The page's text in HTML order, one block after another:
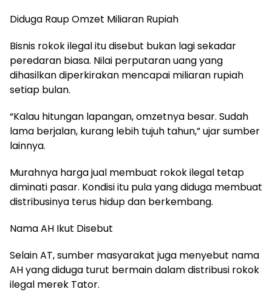
Diduga Raup Omzet Miliaran Rupiah
Bisnis rokok ilegal itu disebut bukan lagi sekadar
peredaran biasa. Nilai perputaran uang yang
dihasilkan diperkirakan mencapai miliaran rupiah
setiap bulan.
“Kalau hitungan lapangan, omzetnya besar. Sudah
lama berjalan, kurang lebih tujuh tahun,” ujar sumber
lainnya.
Murahnya harga jual membuat rokok ilegal tetap
diminati pasar. Kondisi itu pula yang diduga membuat
distribusinya terus hidup dan berkembang.
Nama AH Ikut Disebut
Selain AT, sumber masyarakat juga menyebut nama
AH yang diduga turut bermain dalam distribusi rokok
ilegal merek Tator.